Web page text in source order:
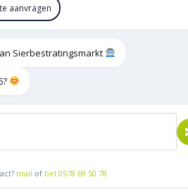
aanvragen
Sierbestratingsmarkt
mail of bel 0578 69 50 78